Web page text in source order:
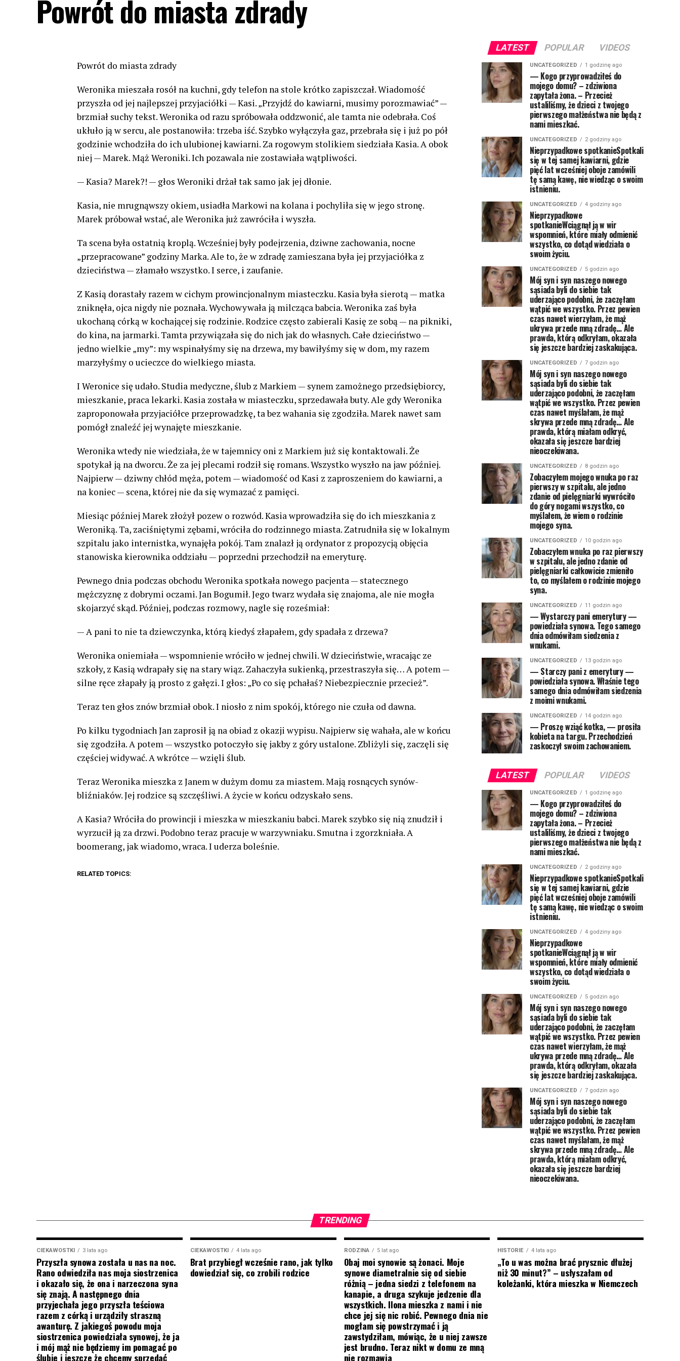
Powrót do miasta zdrady
Powrót do miasta zdrady
Weronika mieszała rosół na kuchni, gdy telefon na stole krótko zapiszczał. Wiadomość
przyszła od jej najlepszej przyjaciółki — Kasi. „Przyjdź do kawiarni, musimy porozmawiać” —
brzmiał suchy tekst. Weronika od razu spróbowała oddzwonić, ale tamta nie odebrała. Coś
ukłuło ją w sercu, ale postanowiła: trzeba iść. Szybko wyłączyła gaz, przebrała się i już po pół
godzinie wchodziła do ich ulubionej kawiarni. Za rogowym stolikiem siedziała Kasia. A obok
niej — Marek. Mąż Weroniki. Ich pozawala nie zostawiała wątpliwości.
— Kasia? Marek?! — głos Weroniki drżał tak samo jak jej dłonie.
Kasia, nie mrugnąwszy okiem, usiadła Markowi na kolana i pochyliła się w jego stronę.
Marek próbował wstać, ale Weronika już zawróciła i wyszła.
Ta scena była ostatnią kroplą. Wcześniej były podejrzenia, dziwne zachowania, nocne
„przepracowane” godziny Marka. Ale to, że w zdradę zamieszana była jej przyjaciółka z
dzieciństwa — złamało wszystko. I serce, i zaufanie.
Z Kasią dorastały razem w cichym prowincjonalnym miasteczku. Kasia była sierotą — matka
zniknęła, ojca nigdy nie poznała. Wychowywała ją milcząca babcia. Weronika zaś była
ukochaną córką w kochającej się rodzinie. Rodzice często zabierali Kasię ze sobą — na pikniki,
do kina, na jarmarki. Tamta przywiązała się do nich jak do własnych. Całe dzieciństwo —
jedno wielkie „my”: my wspinałyśmy się na drzewa, my bawiłyśmy się w dom, my razem
marzyłyśmy o ucieczce do wielkiego miasta.
I Weronice się udało. Studia medyczne, ślub z Markiem — synem zamożnego przedsiębiorcy,
mieszkanie, praca lekarki. Kasia została w miasteczku, sprzedawała buty. Ale gdy Weronika
zaproponowała przyjaciółce przeprowadzkę, ta bez wahania się zgodziła. Marek nawet sam
pomógł znaleźć jej wynajęte mieszkanie.
Weronika wtedy nie wiedziała, że w tajemnicy oni z Markiem już się kontaktowali. Że
spotykał ją na dworcu. Że za jej plecami rodził się romans. Wszystko wyszło na jaw później.
Najpierw — dziwny chłód męża, potem — wiadomość od Kasi z zaproszeniem do kawiarni, a
na koniec — scena, której nie da się wymazać z pamięci.
Miesiąc później Marek złożył pozew o rozwód. Kasia wprowadziła się do ich mieszkania z
Weroniką. Ta, zaciśniętymi zębami, wróciła do rodzinnego miasta. Zatrudniła się w lokalnym
szpitalu jako internistka, wynajęła pokój. Tam znalazł ją ordynator z propozycją objęcia
stanowiska kierownika oddziału — poprzedni przechodził na emeryturę.
Pewnego dnia podczas obchodu Weronika spotkała nowego pacjenta — statecznego
mężczyznę z dobrymi oczami. Jan Bogumił. Jego twarz wydała się znajoma, ale nie mogła
skojarzyć skąd. Później, podczas rozmowy, nagle się roześmiał:
— A pani to nie ta dziewczynka, którą kiedyś złapałem, gdy spadała z drzewa?
Weronika oniemiała — wspomnienie wróciło w jednej chwili. W dzieciństwie, wracając ze
szkoły, z Kasią wdrapały się na stary wiąz. Zahaczyła sukienką, przestraszyła się… A potem —
silne ręce złapały ją prosto z gałęzi. I głos: „Po co się pchałaś? Niebezpiecznie przecież”.
Teraz ten głos znów brzmiał obok. I niosło z nim spokój, którego nie czuła od dawna.
Po kilku tygodniach Jan zaprosił ją na obiad z okazji wypisu. Najpierw się wahała, ale w końcu
się zgodziła. A potem — wszystko potoczyło się jakby z góry ustalone. Zbliżyli się, zaczęli się
częściej widywać. A wkrótce — wzięli ślub.
Teraz Weronika mieszka z Janem w dużym domu za miastem. Mają rosnących synów-
bliźniaków. Jej rodzice są szczęśliwi. A życie w końcu odzyskało sens.
A Kasia? Wróciła do prowincji i mieszka w mieszkaniu babci. Marek szybko się nią znudził i
wyrzucił ją za drzwi. Podobno teraz pracuje w warzywniaku. Smutna i zgorzkniała. A
boomerang, jak wiadomo, wraca. I uderza boleśnie.
RELATED TOPICS:
LATEST POPULAR VIDEOS
UNCATEGORIZED 1 godzinę ago
— Kogo przyprowadziłeś do
mojego domu? – zdziwiona
zapytała żona. – Przecież
ustaliliśmy, że dzieci z twojego
pierwszego małżeństwa nie będą z
nami mieszkać.
UNCATEGORIZED 2 godziny ago
Nieprzypadkowe spotkanieSpotkali
się w tej samej kawiarni, gdzie
pięć lat wcześniej oboje zamówili
tę samą kawę, nie wiedząc o swoim
istnieniu.
UNCATEGORIZED 4 godziny ago
Nieprzypadkowe
spotkanieWciągnął ją w wir
wspomnień, które miały odmienić
wszystko, co dotąd wiedziała o
swoim życiu.
UNCATEGORIZED 5 godzin ago
Mój syn i syn naszego nowego
sąsiada byli do siebie tak
uderzająco podobni, że zaczęłam
wątpić we wszystko. Przez pewien
czas nawet wierzyłam, że mąż
ukrywa przede mną zdradę… Ale
prawda, którą odkryłam, okazała
się jeszcze bardziej zaskakująca.
UNCATEGORIZED 7 godzin ago
Mój syn i syn naszego nowego
sąsiada byli do siebie tak
uderzająco podobni, że zaczęłam
wątpić we wszystko. Przez pewien
czas nawet myślałam, że mąż
skrywa przede mną zdradę… Ale
prawda, którą miałam odkryć,
okazała się jeszcze bardziej
nieoczekiwana.
UNCATEGORIZED 8 godzin ago
Zobaczyłem mojego wnuka po raz
pierwszy w szpitalu, ale jedno
zdanie od pielęgniarki wywróciło
do góry nogami wszystko, co
myślałem, że wiem o rodzinie
mojego syna.
UNCATEGORIZED 10 godzin ago
Zobaczyłem wnuka po raz pierwszy
w szpitalu, ale jedno zdanie od
pielęgniarki całkowicie zmieniło
to, co myślałem o rodzinie mojego
syna.
UNCATEGORIZED 11 godzin ago
— Wystarczy pani emerytury —
powiedziała synowa. Tego samego
dnia odmówiłam siedzenia z
wnukami.
UNCATEGORIZED 13 godzin ago
— Starczy pani z emerytury —
powiedziała synowa. Właśnie tego
samego dnia odmówiłam siedzenia
z moimi wnukami.
UNCATEGORIZED 14 godzin ago
— Proszę wziąć kotka, — prosiła
kobieta na targu. Przechodzień
zaskoczył swoim zachowaniem.
LATEST POPULAR VIDEOS
UNCATEGORIZED 1 godzinę ago
— Kogo przyprowadziłeś do
mojego domu? – zdziwiona
zapytała żona. – Przecież
ustaliliśmy, że dzieci z twojego
pierwszego małżeństwa nie będą z
nami mieszkać.
UNCATEGORIZED 2 godziny ago
Nieprzypadkowe spotkanieSpotkali
się w tej samej kawiarni, gdzie
pięć lat wcześniej oboje zamówili
tę samą kawę, nie wiedząc o swoim
istnieniu.
UNCATEGORIZED 4 godziny ago
Nieprzypadkowe
spotkanieWciągnął ją w wir
wspomnień, które miały odmienić
wszystko, co dotąd wiedziała o
swoim życiu.
UNCATEGORIZED 5 godzin ago
Mój syn i syn naszego nowego
sąsiada byli do siebie tak
uderzająco podobni, że zaczęłam
wątpić we wszystko. Przez pewien
czas nawet wierzyłam, że mąż
ukrywa przede mną zdradę… Ale
prawda, którą odkryłam, okazała
się jeszcze bardziej zaskakująca.
UNCATEGORIZED 7 godzin ago
Mój syn i syn naszego nowego
sąsiada byli do siebie tak
uderzająco podobni, że zaczęłam
wątpić we wszystko. Przez pewien
czas nawet myślałam, że mąż
skrywa przede mną zdradę… Ale
prawda, którą miałam odkryć,
okazała się jeszcze bardziej
nieoczekiwana.
TRENDING
CIEKAWOSTKI 3 lata ago
Przyszła synowa została u nas na noc.
Rano odwiedziła nas moja siostrzenica
i okazało się, że ona i narzeczona syna
się znają. A następnego dnia
przyjechała jego przyszła teściowa
razem z córką i urządziły straszną
awanturę. Z jakiegoś powodu moja
siostrzenica powiedziała synowej, że ja
i mój mąż nie będziemy im pomagać po
ślubie i jeszcze że chcemy sprzedać
CIEKAWOSTKI 4 lata ago
Brat przybiegł wcześnie rano, jak tylko
dowiedział się, co zrobili rodzice
RODZINA 5 lat ago
Obaj moi synowie są żonaci. Moje
synowe diametralnie się od siebie
różnią – jedna siedzi z telefonem na
kanapie, a druga szykuje jedzenie dla
wszystkich. Ilona mieszka z nami i nie
chce jej się nic robić. Pewnego dnia nie
mogłam się powstrzymać i ją
zawstydziłam, mówiąc, że u niej zawsze
jest brudno. Teraz nikt w domu ze mną
nie rozmawia
HISTORIE 4 lata ago
„To u was można brać prysznic dłużej
niż 30 minut?” – usłyszałam od
koleżanki, która mieszka w Niemczech